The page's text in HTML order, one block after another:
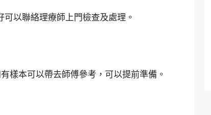
以聯絡理療師上門檢查及處理。
樣本可以帶去師傅參考，可以提前準備。